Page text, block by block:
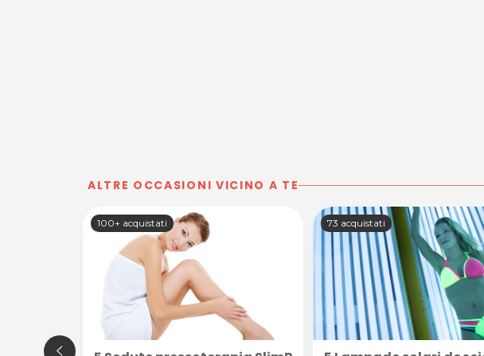
ALTRE OCCASIONI VICINO A TE
100+ acquistati 73 acquistati